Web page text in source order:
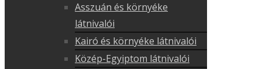
Asszuán és környéke
látnivalói
Kairó és környéke látnivalói
Közép-Egyiptom látnivalói